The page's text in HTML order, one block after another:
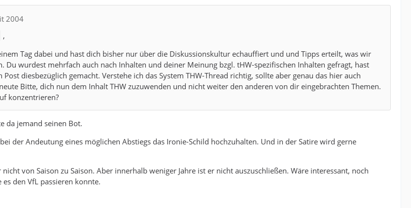
2004
,
Tag dabei und hast dich bisher nur über die Diskussionskultur echauffiert und und Tipps erteilt, was wir
Du wurdest mehrfach auch nach Inhalten und deiner Meinung bzgl. tHW-spezifischen Inhalten gefragt, hast
diesbezüglich gemacht. Verstehe ich das System THW-Thread richtig, sollte aber genau das hier auch
Bitte, dich nun dem Inhalt THW zuzuwenden und nicht weiter den anderen von dir eingebrachten Themen.
konzentrieren?
da jemand seinen Bot.
der Andeutung eines möglichen Abstiegs das Ironie-Schild hochzuhalten. Und in der Satire wird gerne
von Saison zu Saison. Aber innerhalb weniger Jahre ist er nicht auszuschließen. Wäre interessant, noch
den VfL passieren konnte.